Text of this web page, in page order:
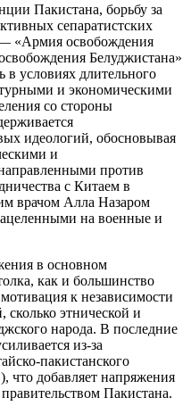
Пакистана, борьбу за
сепаратистских
«Армия освобождения
Белуджистана»
условиях длительного
и экономическими
со стороны
идеологий, обосновывая
и
против
с Китаем в
врачом Алла Назаром
на военные и
в основном
как и большинство
к независимости
сколько этнической и
народа. В последние
из-за
пакистанского
что добавляет напряжения
Пакистана​.